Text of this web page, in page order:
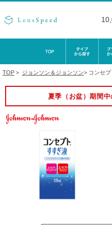
TOP > ジョンソン＆ジョンソン> コンセ
夏季（お盆）期間